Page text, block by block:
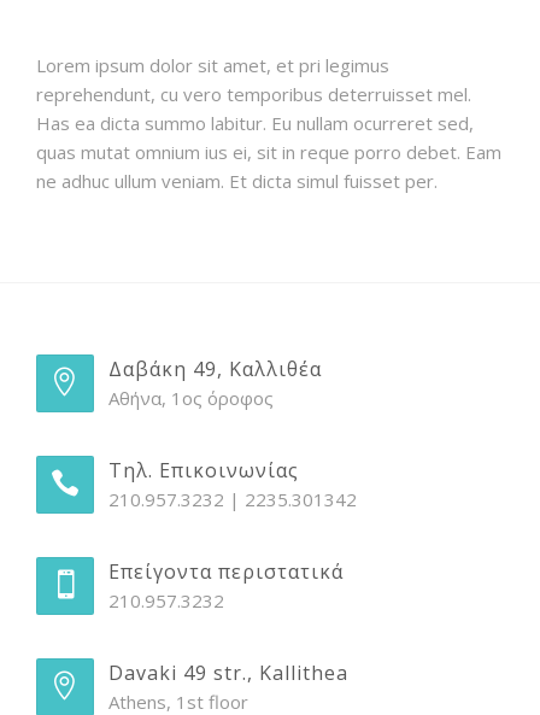
Lorem ipsum dolor sit amet, et pri legimus
reprehendunt, cu vero temporibus deterruisset mel.
Has ea dicta summo labitur. Eu nullam ocurreret sed,
quas mutat omnium ius ei, sit in reque porro debet. Eam
ne adhuc ullum veniam. Et dicta simul fuisset per.
Δαβάκη 49, Καλλιθέα
Αθήνα, 1ος όροφος
Τηλ. Επικοινωνίας
210.957.3232 | 2235.301342
Επείγοντα περιστατικά
210.957.3232
Davaki 49 str., Kallithea
Athens, 1st floor